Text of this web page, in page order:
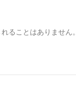
ることはありません。